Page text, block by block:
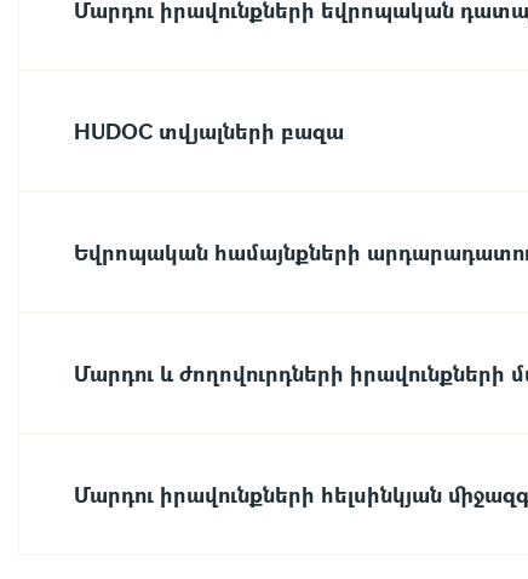
Մարդու իրավունքների եվրոպական
HUDOC տվյալների բազա
Եվրոպական համայնքների
Մարդու և ժողովուրդների
Մարդու իրավունքների հելսինկյան